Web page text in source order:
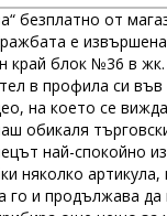
безплатно от
е
край блок №36 в жк.
в профила си във
на което се
обикаля
най-спокойно
няколко
го и продължава